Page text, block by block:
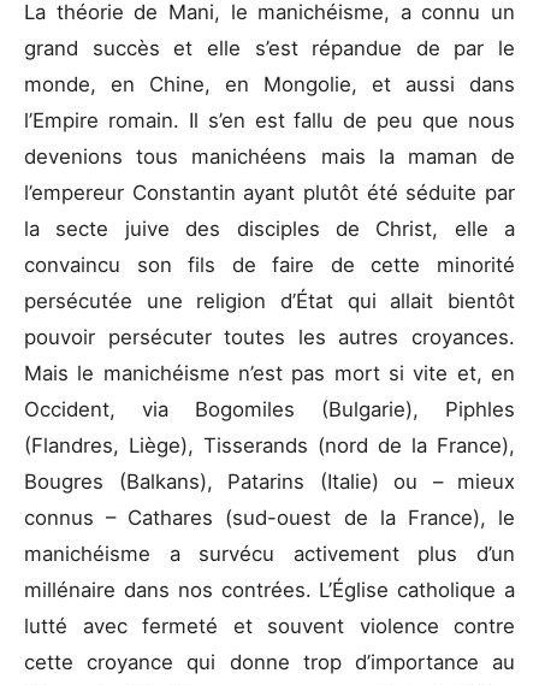
La théorie de Mani, le manichéisme, a connu un
grand succès et elle s’est répandue de par le
monde, en Chine, en Mongolie, et aussi dans
l’Empire romain. Il s’en est fallu de peu que nous
devenions tous manichéens mais la maman de
l’empereur Constantin ayant plutôt été séduite par
la secte juive des disciples de Christ, elle a
convaincu son fils de faire de cette minorité
persécutée une religion d’État qui allait bientôt
pouvoir persécuter toutes les autres croyances.
Mais le manichéisme n’est pas mort si vite et, en
Occident, via Bogomiles (Bulgarie), Piphles
(Flandres, Liège), Tisserands (nord de la France),
Bougres (Balkans), Patarins (Italie) ou – mieux
connus – Cathares (sud-ouest de la France), le
manichéisme a survécu activement plus d’un
millénaire dans nos contrées. L’Église catholique a
lutté avec fermeté et souvent violence contre
cette croyance qui donne trop d’importance au